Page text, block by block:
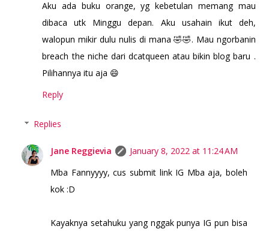
Aku ada buku orange, yg kebetulan memang mau
dibaca utk Minggu depan. Aku usahain ikut deh,
walopun mikir dulu nulis di mana 🤣🤣. Mau ngorbanin
breach the niche dari dcatqueen atau bikin blog baru .
Pilihannya itu aja 😄
Reply
Replies
Jane Reggievia
January 8, 2022 at 11:24 AM
Mba Fannyyyy, cus submit link IG Mba aja, boleh
kok :D
Kayaknya setahuku yang nggak punya IG pun bisa